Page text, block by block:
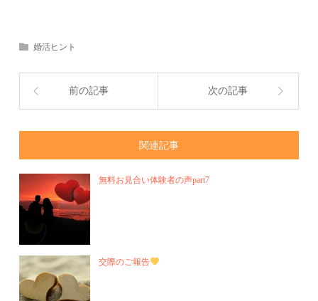
婚活ヒント
前の記事 次の記事
関連記事
無料お見合い体験者の声part7
交際のご報告